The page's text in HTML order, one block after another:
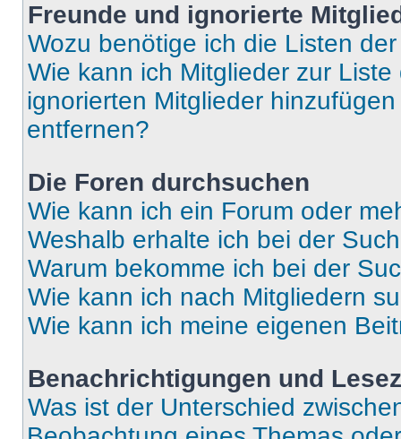
Freunde und ignorierte
Wozu benötige ich die Listen
Wie kann ich Mitglieder zur
ignorierten Mitglieder
entfernen?
Die Foren durchsuchen
Wie kann ich ein Forum oder
Weshalb erhalte ich bei der
Warum bekomme ich bei der
Wie kann ich nach Mitgliedern
Wie kann ich meine eigenen
Benachrichtigungen und
Was ist der Unterschied